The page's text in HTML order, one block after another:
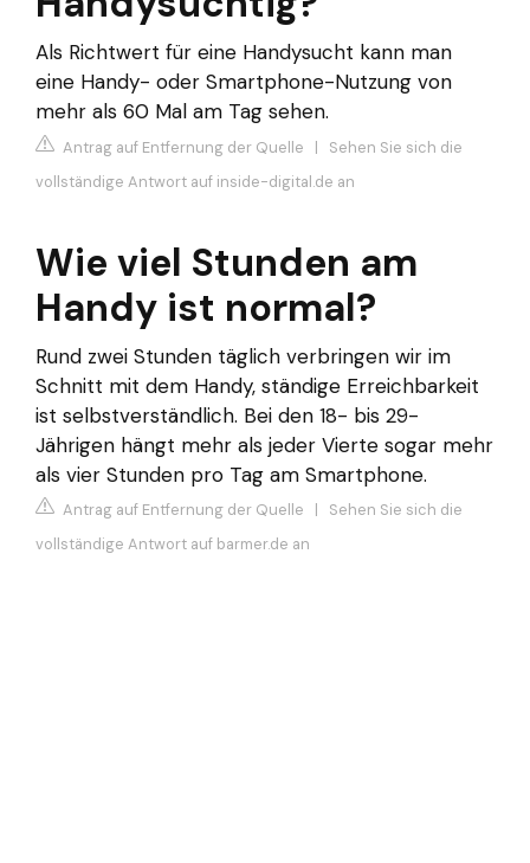
Als Richtwert für eine Handysucht kann man
eine Handy- oder Smartphone-Nutzung von
mehr als 60 Mal am Tag sehen.
Antrag auf Entfernung der Quelle | Sehen Sie sich die
vollständige Antwort auf inside-digital.de an
Wie viel Stunden am
Handy ist normal?
Rund zwei Stunden täglich verbringen wir im
Schnitt mit dem Handy, ständige Erreichbarkeit
ist selbstverständlich. Bei den 18- bis 29-
Jährigen hängt mehr als jeder Vierte sogar mehr
als vier Stunden pro Tag am Smartphone.
Antrag auf Entfernung der Quelle | Sehen Sie sich die
vollständige Antwort auf barmer.de an